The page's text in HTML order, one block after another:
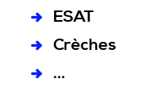
ESAT
Crèches
...